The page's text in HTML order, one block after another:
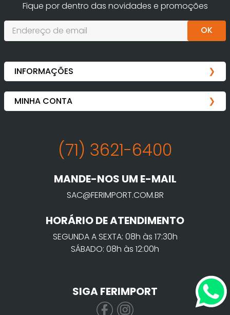
Avaliações
este produto, o que acha de deixar uma?
ESCREVER AVALIAÇÃO
Perguntas&Respostas
Tem alguma dúvida sobre este
produto? Pergunte ao lojista e a
outros compradores!
FAZER PERGUNTA
Perguntas e Respostas.